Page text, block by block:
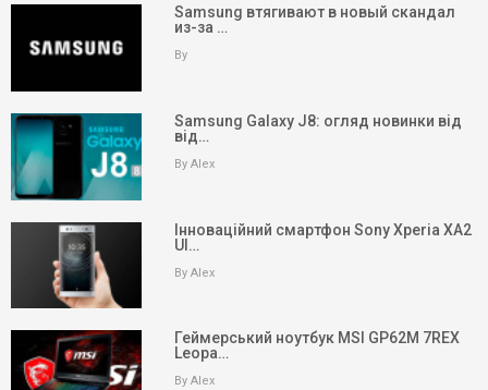
Samsung втягивают в новый скандал
из-за …
By
Samsung Galaxy J8: огляд новинки від
від…
By Alex
Інноваційний смартфон Sony Xperia XA2
Ul…
By Alex
Геймерський ноутбук MSI GP62M 7REX
Leopa…
By Alex